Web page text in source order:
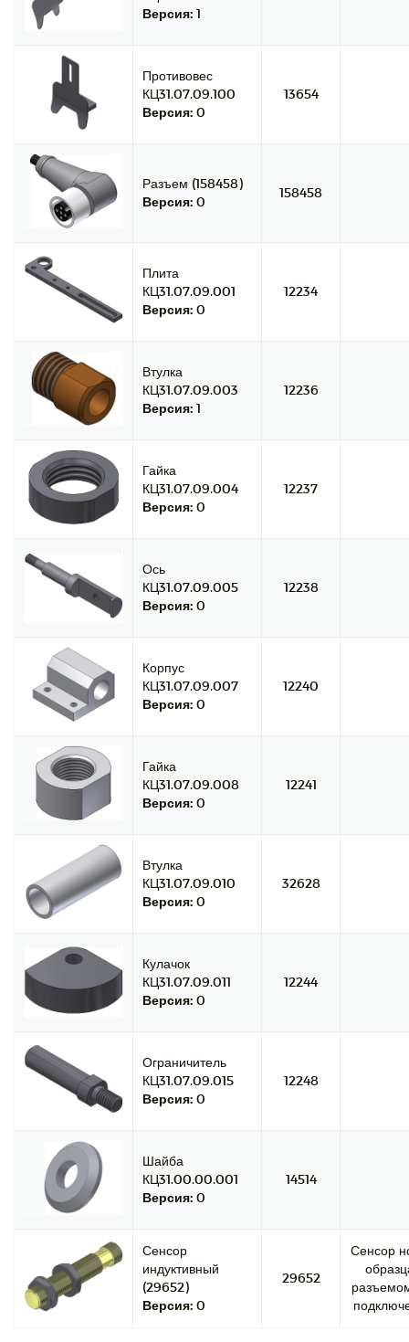
Версия: 1
Противовес
КЦ31.07.09.100
Версия: 0
13654
Разъем (158458)
Версия: 0
158458
Плита
КЦ31.07.09.001
Версия: 0
12234
Втулка
КЦ31.07.09.003
Версия: 1
12236
Гайка
КЦ31.07.09.004
Версия: 0
12237
Ось
КЦ31.07.09.005
Версия: 0
12238
Корпус
КЦ31.07.09.007
Версия: 0
12240
Гайка
КЦ31.07.09.008
Версия: 0
12241
Втулка
КЦ31.07.09.010
Версия: 0
32628
Кулачок
КЦ31.07.09.011
Версия: 0
12244
Ограничитель
КЦ31.07.09.015
Версия: 0
12248
Шайба
КЦ31.00.00.001
Версия: 0
14514
Сенсор
индуктивный
(29652)
Версия: 0
29652
Сенсор